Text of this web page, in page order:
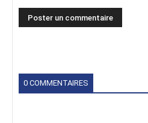
0 COMMENTAIRES